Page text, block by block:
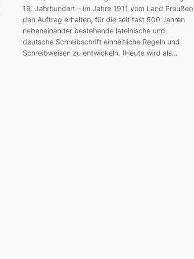
19. Jahrhundert – im Jahre 1911 vom Land Preußen
den Auftrag erhalten, für die seit fast 500 Jahren
nebeneinander bestehende lateinische und
deutsche Schreibschrift einheitliche Regeln und
Schreibweisen zu entwickeln. (Heute wird als…